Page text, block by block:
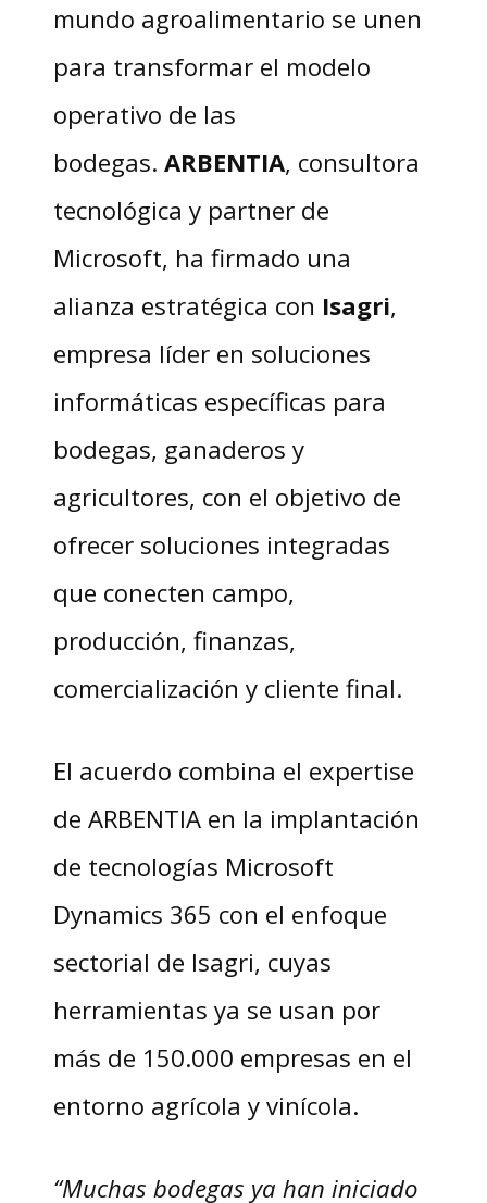
mundo agroalimentario se unen
para transformar el modelo
operativo de las
bodegas. ARBENTIA, consultora
tecnológica y partner de
Microsoft, ha firmado una
alianza estratégica con Isagri,
empresa líder en soluciones
informáticas específicas para
bodegas, ganaderos y
agricultores, con el objetivo de
ofrecer soluciones integradas
que conecten campo,
producción, finanzas,
comercialización y cliente final.
El acuerdo combina el expertise
de ARBENTIA en la implantación
de tecnologías Microsoft
Dynamics 365 con el enfoque
sectorial de Isagri, cuyas
herramientas ya se usan por
más de 150.000 empresas en el
entorno agrícola y vinícola.
“Muchas bodegas ya han iniciado